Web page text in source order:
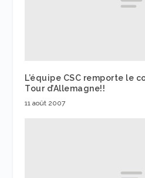
L’équipe CSC remporte le
Tour d’Allemagne!!
11 août 2007